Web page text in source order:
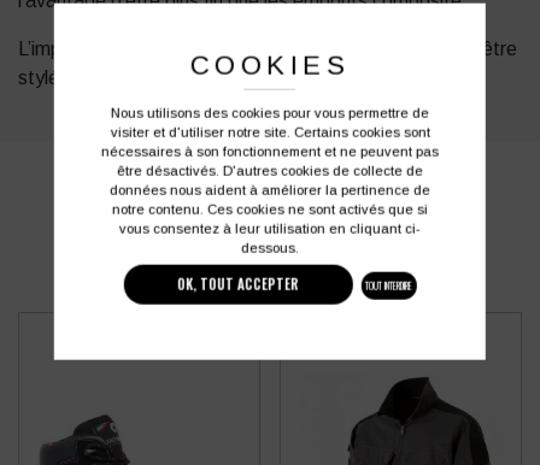
L’imprimé camouflage ultra tendance vous permettra d’être
stylé en toute sécurité !
PRODUITS SIMILAIRES
COOKIES
Nous utilisons des cookies pour vous permettre de
visiter et d'utiliser notre site. Certains cookies sont
nécessaires à son fonctionnement et ne peuvent pas
être désactivés. D'autres cookies de collecte de
données nous aident à améliorer la pertinence de
notre contenu. Ces cookies ne sont activés que si
vous consentez à leur utilisation en cliquant ci-
dessous.
OK, TOUT ACCEPTER TOUT INTERDIRE